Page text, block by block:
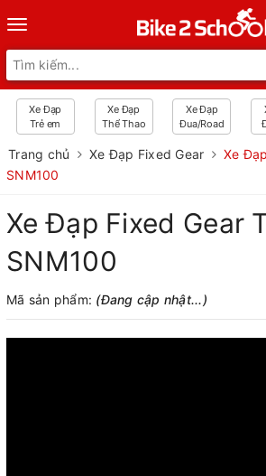
Toggle
navigation
Xe Đạp
Trẻ em
Xe Đạp
Thể Thao
Xe Đạp
Đua/Road
Trang chủ Xe Đạp Fixed Gear
Xe
SNM100
Xe Đạp Fixed Gear
SNM100
Mã sản phẩm: (Đang cập nhật...)